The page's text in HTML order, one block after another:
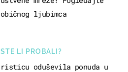
ljubimca
LI PROBALI?
oduševila ponuda u